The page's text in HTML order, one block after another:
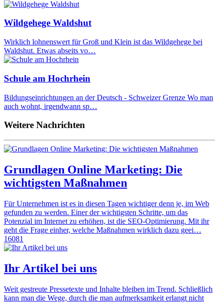
Wildgehege Waldshut
Wirklich lohnenswert für Groß und Klein ist das Wildgehege bei
Waldshut. Etwas abseits vo…
Schule am Hochrhein
Bildungseinrichtungen an der Deutsch - Schweizer Grenze Wo man
auch wohnt, irgendwann sp…
Weitere Nachrichten
Grundlagen Online Marketing: Die
wichtigsten Maßnahmen
Für Unternehmen ist es in diesen Tagen wichtiger denn je, im Web
gefunden zu werden. Einer der wichtigsten Schritte, um das
Potenzial im Internet zu erhöhen, ist die SEO-Optimierung. Mit ihr
geht die Frage einher, welche Maßnahmen wirklich dazu geei…
16081
Ihr Artikel bei uns
Weit gestreute Pressetexte und Inhalte bleiben im Trend. Schließlich
kann man die Wege, durch die man aufmerksamkeit erlangt nicht